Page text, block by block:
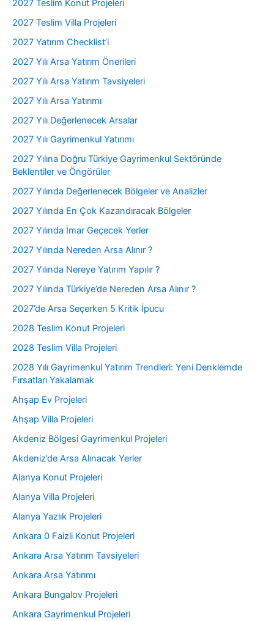
2027 Teslim Konut Projeleri
2027 Teslim Villa Projeleri
2027 Yatırım Checklist’i
2027 Yılı Arsa Yatırım Önerileri
2027 Yılı Arsa Yatırım Tavsiyeleri
2027 Yılı Arsa Yatırımı
2027 Yılı Değerlenecek Arsalar
2027 Yılı Gayrimenkul Yatırımı
2027 Yılına Doğru Türkiye Gayrimenkul Sektöründe
Beklentiler ve Öngörüler
2027 Yılında Değerlenecek Bölgeler ve Analizler
2027 Yılında En Çok Kazandıracak Bölgeler
2027 Yılında İmar Geçecek Yerler
2027 Yılında Nereden Arsa Alınır ?
2027 Yılında Nereye Yatırım Yapılır ?
2027 Yılında Türkiye’de Nereden Arsa Alınır ?
2027’de Arsa Seçerken 5 Kritik İpucu
2028 Teslim Konut Projeleri
2028 Teslim Villa Projeleri
2028 Yılı Gayrimenkul Yatırım Trendleri: Yeni Denklemde
Fırsatları Yakalamak
Ahşap Ev Projeleri
Ahşap Villa Projeleri
Akdeniz Bölgesi Gayrimenkul Projeleri
Akdeniz’de Arsa Alınacak Yerler
Alanya Konut Projeleri
Alanya Villa Projeleri
Alanya Yazlık Projeleri
Ankara 0 Faizli Konut Projeleri
Ankara Arsa Yatırım Tavsiyeleri
Ankara Arsa Yatırımı
Ankara Bungalov Projeleri
Ankara Gayrimenkul Projeleri